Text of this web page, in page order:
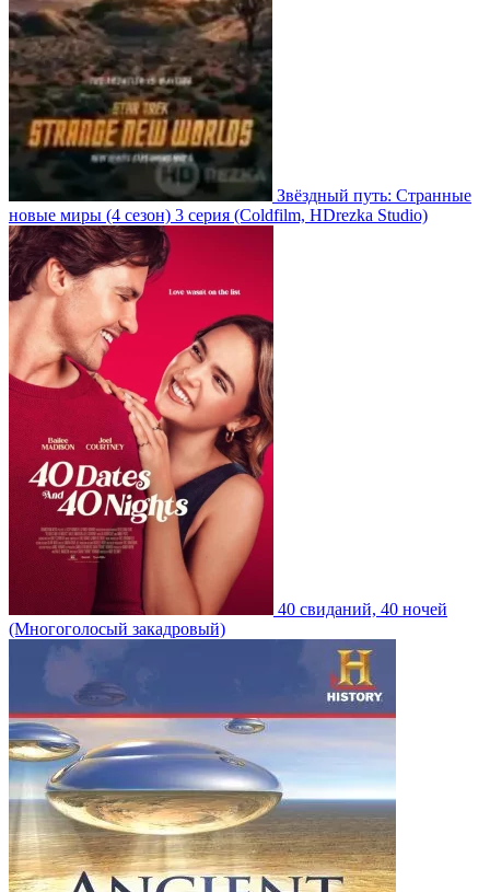
Звёздный путь: Странные
новые миры (4 сезон) 3 серия (Coldfilm, HDrezka Studio)
40 свиданий, 40 ночей
(Многоголосый закадровый)